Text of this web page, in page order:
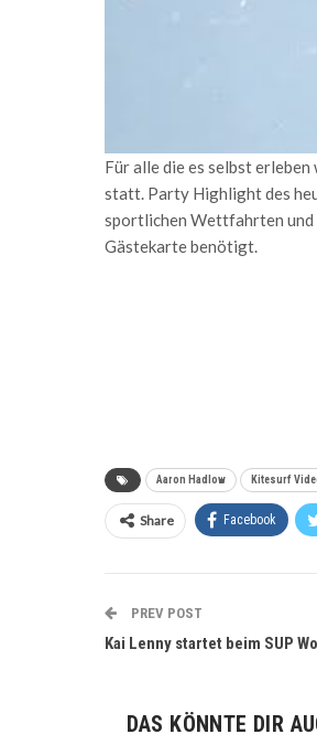
Für alle die es selbst
statt. Party Highlight des
sportlichen Wettfahrten und
Gästekarte benötigt.
Aaron Hadlow Kitesurf
Share Facebook
PREV POST
Kai Lenny startet beim SUP
DAS KÖNNTE DIR